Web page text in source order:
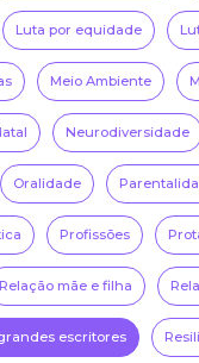
Luta por equidade
Meio Ambiente
Neurodiversidade
Oralidade
Profissões
Relação mãe e filha
escritores